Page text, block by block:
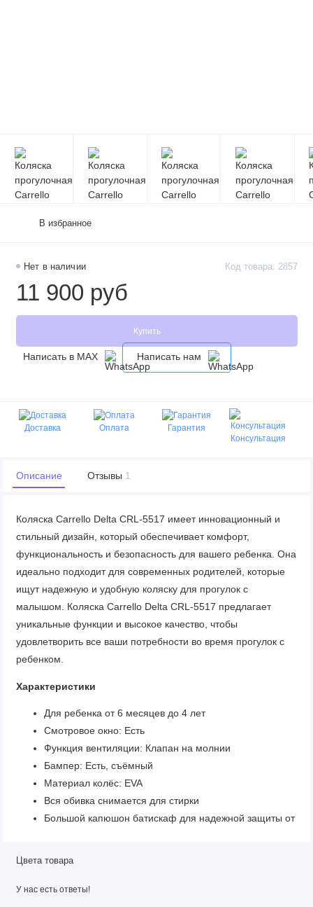
Нет в наличии Код товара: 2857
11 900 руб
Купить
Написать в MAX Написать нам
В избранное
Доставка Оплата
Гарантия
Консультация
Описание Отзывы 1
Коляска Carrello Delta CRL-5517 имеет инновационный и
стильный дизайн, который обеспечивает комфорт,
функциональность и безопасность для вашего ребенка. Она
идеально подходит для современных родителей, которые
ищут надежную и удобную коляску для прогулок с
малышом. Коляска Carrello Delta CRL-5517 предлагает
уникальные функции и высокое качество, чтобы
удовлетворить все ваши потребности во время прогулок с
ребенком.
Характеристики
Для ребенка от 6 месяцев до 4 лет
Смотровое окно: Есть
Функция вентиляции: Клапан на молнии
Бампер: Есть, съёмный
Материал колёс: EVA
Вся обивка снимается для стирки
Большой капюшон батискаф для надежной защиты от
Регулируемая подножка с элементами из эко-кожи
Цвета товара
У нас есть ответы!